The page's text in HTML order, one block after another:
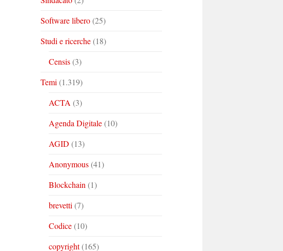
Software libero(25)
Studi e ricerche(18)
Censis(3)
Temi (1.319)
ACTA (3)
Agenda Digitale(10)
AGID (13)
Anonymous(41)
Blockchain (1)
brevetti (7)
Codice(10)
copyright(165)